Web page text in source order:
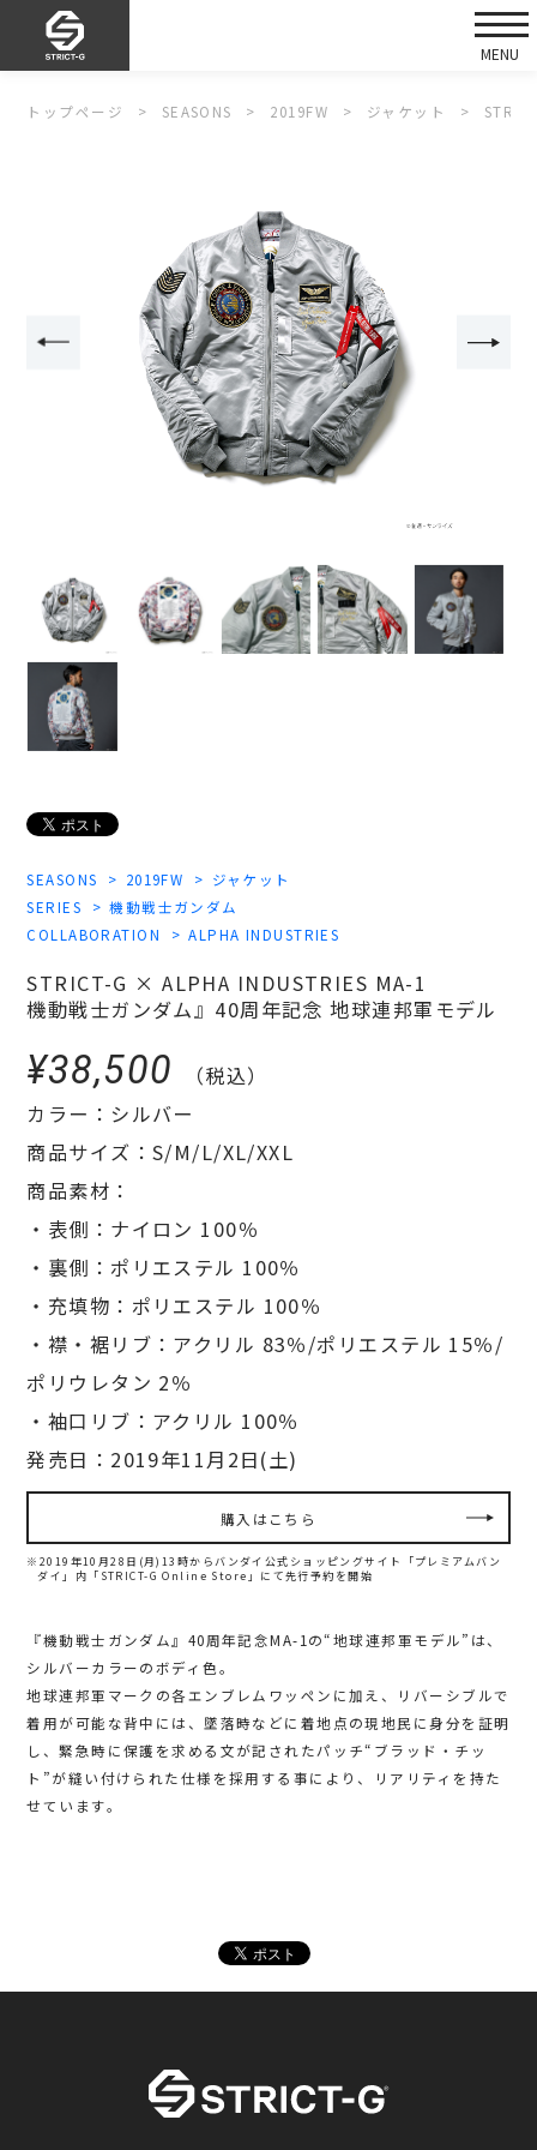
トップページ SEASONS 2019FW ジャケット
SEASONS 2019FW
ジャケット
SERIES
機動戦士ガンダム
COLLABORATION
ALPHA INDUSTRIES
STRICT-G × ALPHA INDUSTRIES MA-1
機動戦士ガンダム』40周年記念 地球連邦軍モデル
¥38,500
（税込）
カラー：シルバー
商品サイズ：S/M/L/XL/XXL
商品素材：
・表側：ナイロン 100％
・裏側：ポリエステル 100％
・充填物：ポリエステル 100％
・襟・裾リブ：アクリル 83％/ポリエステル 15％/
ポリウレタン 2％
・袖口リブ：アクリル 100％
発売日：2019年11月2日(土)
購入はこちら
※2019年10月28日(月)13時からバンダイ公式ショッピングサイト「プレミアムバン
ダイ」内 「STRICT-G Online Store」にて先行予約を開始
『機動戦士ガンダム』40周年記念MA-1の“地球連邦軍モデル”は、
シルバーカラーのボディ色。
地球連邦軍マークの各エンブレムワッペンに加え、リバーシブルで
着用が可能な背中には、墜落時などに着地点の現地民に身分を証明
し、緊急時に保護を求める文が記されたパッチ“ブラッド・チッ
ト”が縫い付けられた仕様を採用する事により、リアリティを持た
せています。